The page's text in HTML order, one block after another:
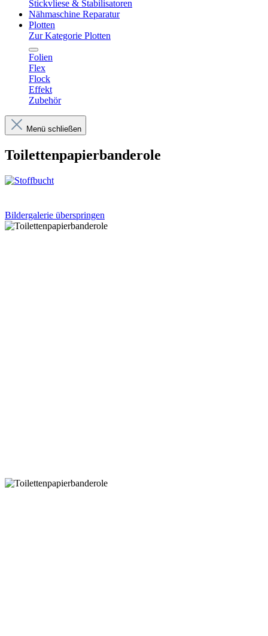
Stickvliese & Stabilisatoren
Nähmaschine Reparatur
Plotten
Zur Kategorie Plotten
Folien
Flex
Flock
Effekt
Zubehör
Menü schließen
Toilettenpapierbanderole
Bildergalerie überspringen